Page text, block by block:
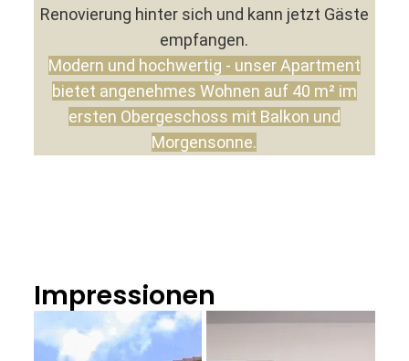
Renovierung hinter sich und kann jetzt Gäste
empfangen.
Modern und hochwertig - unser Apartment
bietet angenehmes Wohnen auf 40 m² im
ersten Obergeschoss mit Balkon und
Morgensonne.
Impressionen